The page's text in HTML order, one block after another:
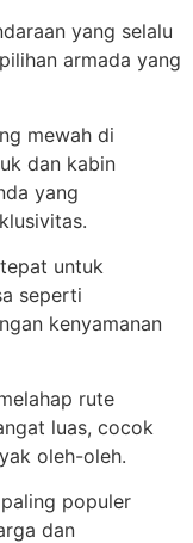
yang selalu
armada yang
mewah di
dan kabin
yang
untuk
seperti
kenyamanan
rute
luas, cocok
oleh-oleh.
populer
dan